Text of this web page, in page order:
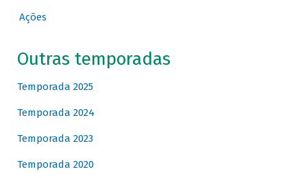
Ações
Outras temporadas
Temporada 2025
Temporada 2024
Temporada 2023
Temporada 2020